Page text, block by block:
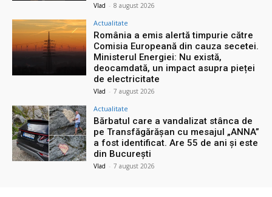
Vlad - 8 august 2026
Actualitate
România a emis alertă timpurie către
Comisia Europeană din cauza secetei.
Ministerul Energiei: Nu există,
deocamdată, un impact asupra pieței
de electricitate
Vlad - 7 august 2026
Actualitate
Bărbatul care a vandalizat stânca de
pe Transfăgărășan cu mesajul „ANNA”
a fost identificat. Are 55 de ani și este
din București
Vlad - 7 august 2026